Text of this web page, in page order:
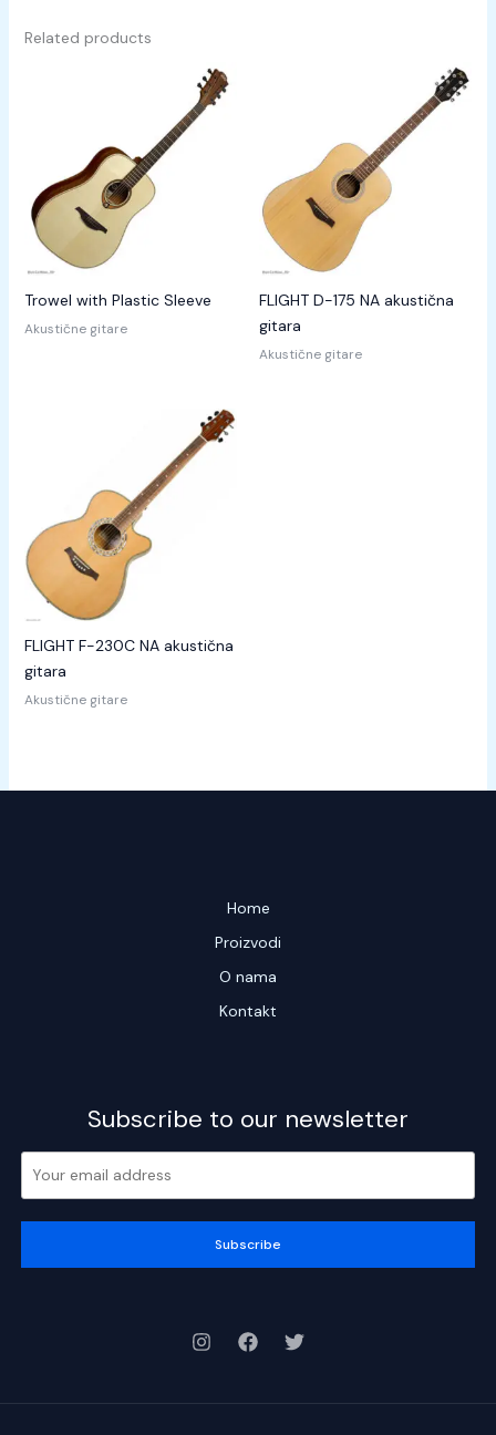
Related products
Trowel with Plastic Sleeve
Akustične gitare
FLIGHT D-175 NA akustična
gitara
Akustične gitare
FLIGHT F-230C NA akustična
gitara
Akustične gitare
Home
Proizvodi
O nama
Kontakt
Subscribe to our newsletter
Subscribe